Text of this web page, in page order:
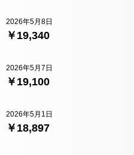
￥19,340
2026年5月8日
￥19,100
2026年5月7日
￥18,897
2026年5月1日